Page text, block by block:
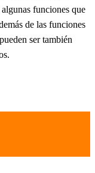
funciones que
de las funciones
ser también